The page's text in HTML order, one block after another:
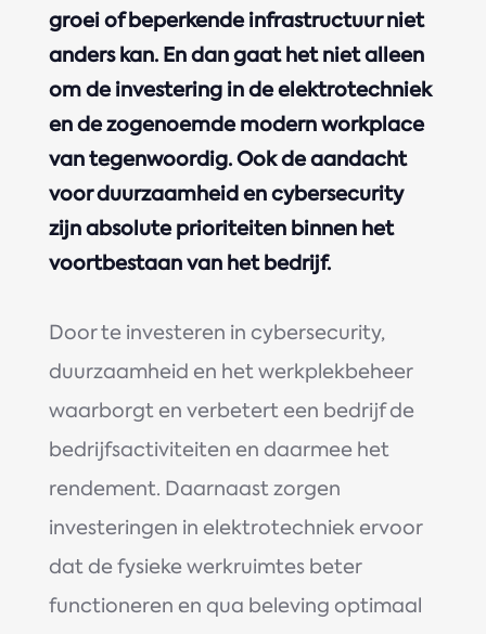
groei of beperkende infrastructuur niet
anders kan. En dan gaat het niet alleen
om de investering in de elektrotechniek
en de zogenoemde modern workplace
van tegenwoordig. Ook de aandacht
voor duurzaamheid en cybersecurity
zijn absolute prioriteiten binnen het
voortbestaan van het bedrijf.
Door te investeren in cybersecurity,
duurzaamheid en het werkplekbeheer
waarborgt en verbetert een bedrijf de
bedrijfsactiviteiten en daarmee het
rendement. Daarnaast zorgen
investeringen in elektrotechniek ervoor
dat de fysieke werkruimtes beter
functioneren en qua beleving optimaal